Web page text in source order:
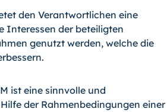
den Verantwortlichen eine
Interessen der beteiligten
genutzt werden, welche die
ist eine sinnvolle und
der Rahmenbedingungen einer